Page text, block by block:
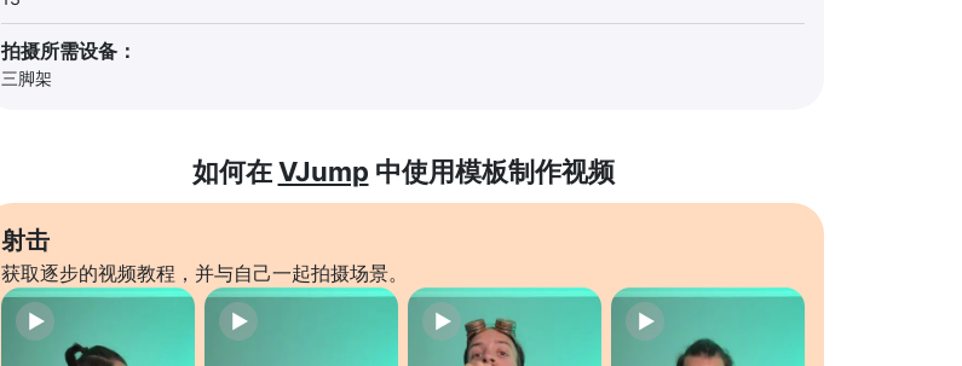
拍摄所需设备：
三脚架
如何在VJump 中使用模板制作视频
射击
获取逐步的视频教程，并与自己一起拍摄场景。